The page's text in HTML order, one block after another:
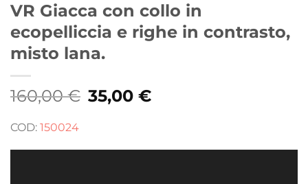
VR Giacca con collo in
ecopelliccia e righe in contrasto,
misto lana.
160,00€ Il
prezzo
35,00€Il
prezzo
COD: 150024